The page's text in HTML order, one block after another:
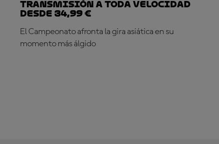
Transmisión a toda velocidad
desde 34,99 €
El Campeonato afronta la gira asiática en su
momento más álgido